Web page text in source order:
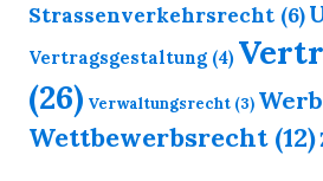
Strassenverkehrsrecht (6)
Vertragsgestaltung (4)
(26) Verwaltungsrecht (3)
Wettbewerbsrecht(12)